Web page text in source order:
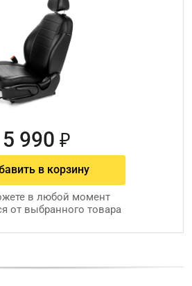
5 990 ₽
в корзину
в любой момент
от выбранного товара